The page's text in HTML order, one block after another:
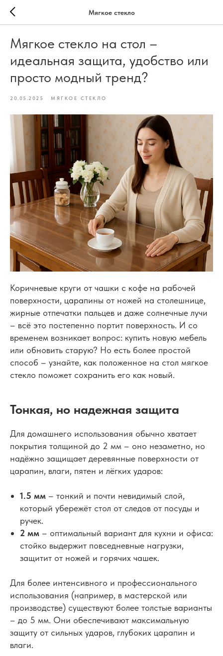
Мягкое стекло
Мягкое стекло на стол –
идеальная защита, удобство или
просто модный тренд?
20.05.2025 МЯГКОЕ СТЕКЛО
Коричневые круги от чашки с кофе на рабочей
поверхности, царапины от ножей на столешнице,
жирные отпечатки пальцев и даже солнечные лучи
– всё это постепенно портит поверхность. И со
временем возникает вопрос: купить новую мебель
или обновить старую? Но есть более простой
способ – узнайте, как положенное на стол мягкое
стекло поможет сохранить его как новый.
Тонкая, но надежная защита
Для домашнего использования обычно хватает
покрытия толщиной до 2 мм – оно незаметно, но
надёжно защищает деревянные поверхности от
царапин, влаги, пятен и лёгких ударов:
1.5 мм – тонкий и почти невидимый слой,
который убережёт стол от следов от посуды и
ручек.
2 мм – оптимальный вариант для кухни и офиса:
стойко выдержит повседневные нагрузки,
защитит от ножей и горячих чашек.
Для более интенсивного и профессионального
использования (например, в мастерской или
производстве) существуют более толстые варианты
– до 5 мм. Они обеспечивают максимальную
защиту от сильных ударов, глубоких царапин и
влаги.